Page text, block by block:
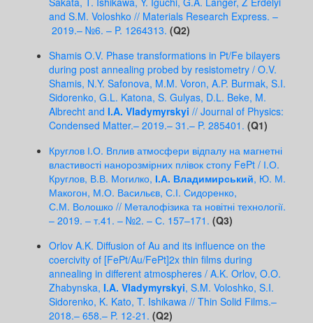
and S.M. Voloshko // Materials Research Express. –
2019.– №6. – P. 1264313. (Q2)
Shamis O.V. Phase transformations in Pt/Fe bilayers
during post annealing probed by resistometry / O.V.
Shamis, N.Y. Safonova, M.M. Voron, A.P. Burmak, S.I.
Sidorenko, G.L. Katona, S. Gulyas, D.L. Beke, M.
Albrecht and I.A. Vladymyrskyi // Journal of Physics:
Condensed Matter.– 2019.– 31.– P. 285401. (Q1)
Круглов І.О. Вплив атмосфери відпалу на магнетні
властивості нанорозмірних плівок стопу FePt / І.О.
Круглов, В.В. Могилко, І.А. Владимирський, Ю. М.
Макогон, М.О. Васильєв, С.І. Сидоренко,
С.М. Волошко // Металофізика та новітні технології.
– 2019. – т.41. – №2. – С. 157–171. (Q3)
Orlov A.K. Diffusion of Au and its influence on the
coercivity of [FePt/Au/FePt]2x thin films during
annealing in different atmospheres / A.K. Orlov, O.O.
Zhabynska, I.A. Vladymyrskyi, S.M. Voloshko, S.I.
Sidorenko, K. Kato, T. Ishikawa // Thin Solid Films.–
2018.– 658.– P. 12-21. (Q2)